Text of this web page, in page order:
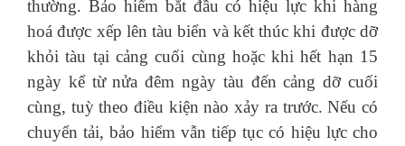
thường. Bảo hiểm bắt đầu có hiệu lực khi hàng
hoá được xếp lên tàu biển và kết thúc khi được dỡ
khỏi tàu tại cảng cuối cùng hoặc khi hết hạn 15
ngày kể từ nửa đêm ngày tàu đến cảng dỡ cuối
cùng, tuỳ theo điều kiện nào xảy ra trước. Nếu có
chuyển tải, bảo hiểm vẫn tiếp tục có hiệu lực cho